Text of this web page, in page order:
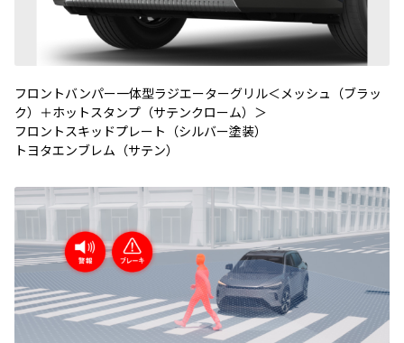
フロントバンパー一体型ラジエーターグリル＜メッシュ（ブラッ
ク）＋ホットスタンプ（サテンクローム）＞
フロントスキッドプレート（シルバー塗装）
トヨタエンブレム （サテン）